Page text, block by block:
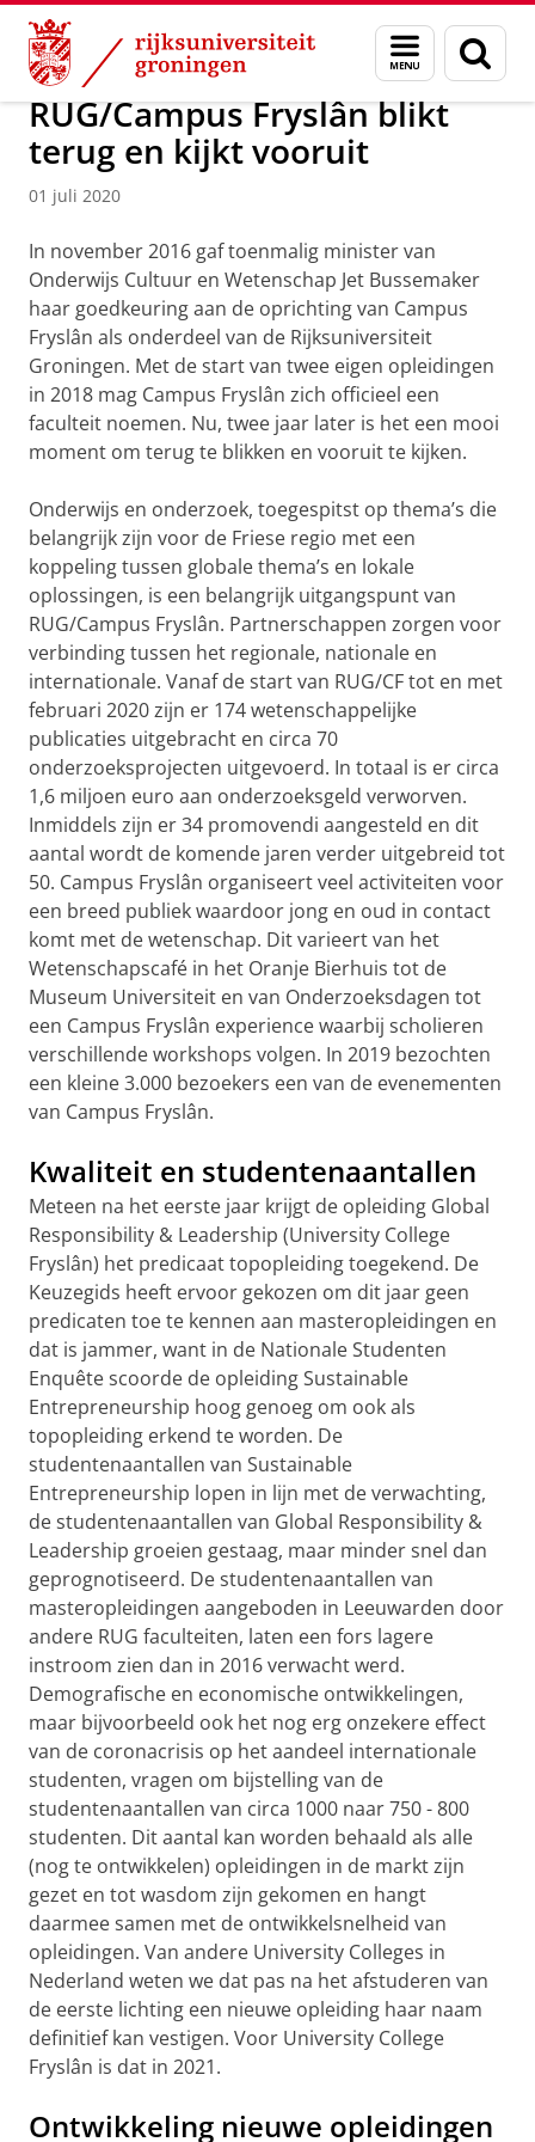
Skip
Content
Skip
Navigation
Menu
en
zoeken
Over ons Campus Fryslân
RUG/Campus Fryslân blikt
terug en kijkt vooruit
01 juli 2020
In november 2016 gaf toenmalig minister van
Onderwijs Cultuur en Wetenschap Jet Bussemaker
haar goedkeuring aan de oprichting van Campus
Fryslân als onderdeel van de Rijksuniversiteit
Groningen. Met de start van twee eigen opleidingen
in 2018 mag Campus Fryslân zich officieel een
faculteit noemen. Nu, twee jaar later is het een mooi
moment om terug te blikken en vooruit te kijken.
Onderwijs en onderzoek, toegespitst op thema’s die
belangrijk zijn voor de Friese regio met een
koppeling tussen globale thema’s en lokale
oplossingen, is een belangrijk uitgangspunt van
RUG/Campus Fryslân. Partnerschappen zorgen voor
verbinding tussen het regionale, nationale en
internationale. Vanaf de start van RUG/CF tot en met
februari 2020 zijn er 174 wetenschappelijke
publicaties uitgebracht en circa 70
onderzoeksprojecten uitgevoerd. In totaal is er circa
1,6 miljoen euro aan onderzoeksgeld verworven.
Inmiddels zijn er 34 promovendi aangesteld en dit
aantal wordt de komende jaren verder uitgebreid tot
50. Campus Fryslân organiseert veel activiteiten voor
een breed publiek waardoor jong en oud in contact
komt met de wetenschap. Dit varieert van het
Wetenschapscafé in het Oranje Bierhuis tot de
Museum Universiteit en van Onderzoeksdagen tot
een Campus Fryslân experience waarbij scholieren
verschillende workshops volgen. In 2019 bezochten
een kleine 3.000 bezoekers een van de evenementen
van Campus Fryslân.
Kwaliteit en studentenaantallen
Meteen na het eerste jaar krijgt de opleiding Global
Responsibility & Leadership (University College
Fryslân) het predicaat topopleiding toegekend. De
Keuzegids heeft ervoor gekozen om dit jaar geen
predicaten toe te kennen aan masteropleidingen en
dat is jammer, want in de Nationale Studenten
Enquête scoorde de opleiding Sustainable
Entrepreneurship hoog genoeg om ook als
topopleiding erkend te worden. De
studentenaantallen van Sustainable
Entrepreneurship lopen in lijn met de verwachting,
de studentenaantallen van Global Responsibility &
Leadership groeien gestaag, maar minder snel dan
geprognotiseerd. De studentenaantallen van
masteropleidingen aangeboden in Leeuwarden door
andere RUG faculteiten, laten een fors lagere
instroom zien dan in 2016 verwacht werd.
Demografische en economische ontwikkelingen,
maar bijvoorbeeld ook het nog erg onzekere effect
van de coronacrisis op het aandeel internationale
studenten, vragen om bijstelling van de
studentenaantallen van circa 1000 naar 750 - 800
studenten. Dit aantal kan worden behaald als alle
(nog te ontwikkelen) opleidingen in de markt zijn
gezet en tot wasdom zijn gekomen en hangt
daarmee samen met de ontwikkelsnelheid van
opleidingen. Van andere University Colleges in
Nederland weten we dat pas na het afstuderen van
de eerste lichting een nieuwe opleiding haar naam
definitief kan vestigen. Voor University College
Fryslân is dat in 2021.
Ontwikkeling nieuwe opleidingen